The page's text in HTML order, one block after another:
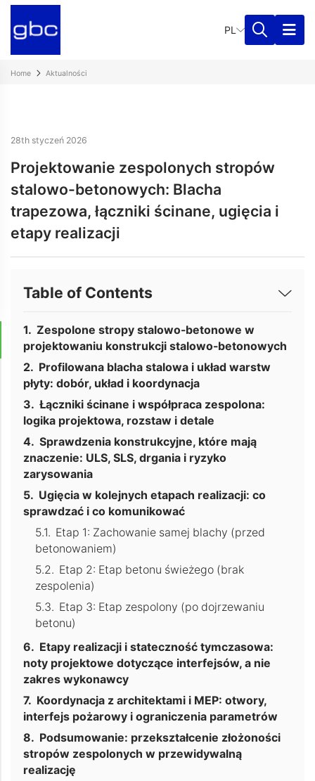
PL
Home Aktualności
28th styczeń 2026
Projektowanie zespolonych stropów
stalowo-betonowych: Blacha
trapezowa, łączniki ścinane, ugięcia i
etapy realizacji
Table of Contents
Zespolone stropy stalowo-betonowe w
projektowaniu konstrukcji stalowo-betonowych
Profilowana blacha stalowa i układ warstw
płyty: dobór, układ i koordynacja
Łączniki ścinane i współpraca zespolona:
logika projektowa, rozstaw i detale
Sprawdzenia konstrukcyjne, które mają
znaczenie: ULS, SLS, drgania i ryzyko
zarysowania
Ugięcia w kolejnych etapach realizacji: co
sprawdzać i co komunikować
Etap 1: Zachowanie samej blachy (przed
betonowaniem)
Etap 2: Etap betonu świeżego (brak
zespolenia)
Etap 3: Etap zespolony (po dojrzewaniu
betonu)
Etapy realizacji i stateczność tymczasowa:
noty projektowe dotyczące interfejsów, a nie
zakres wykonawcy
Koordynacja z architektami i MEP: otwory,
interfejs pożarowy i ograniczenia parametrów
Podsumowanie: przekształcenie złożoności
stropów zespolonych w przewidywalną
realizację